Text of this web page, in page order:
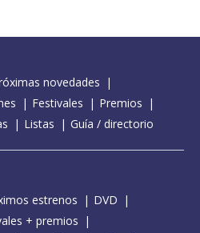
novedades
Festivales
Premios
Listas Guía / directorio
estrenos
DVD
+ premios